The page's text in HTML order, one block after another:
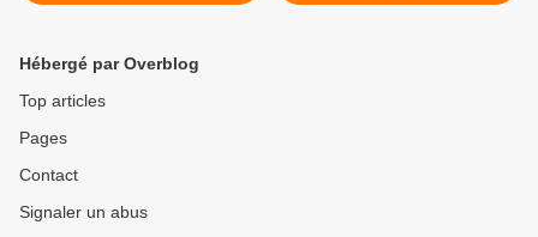
Hébergé par Overblog
Top articles
Pages
Contact
Signaler un abus